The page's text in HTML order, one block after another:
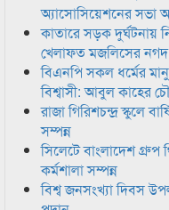
অ্যাসোসিয়েশনের সভা
কাতারে সড়ক দুর্ঘটনায়
খেলাফত মজলিসের
বিএনপি সকল ধর্মের
বিশ্বাসী: আবুল কাহের
রাজা গিরিশচন্দ্র স্কুলে
সম্পন্ন
সিলেটে বাংলাদেশ গ্রুপ
কর্মশালা সম্পন্ন
বিশ্ব জনসংখ্যা দিবস